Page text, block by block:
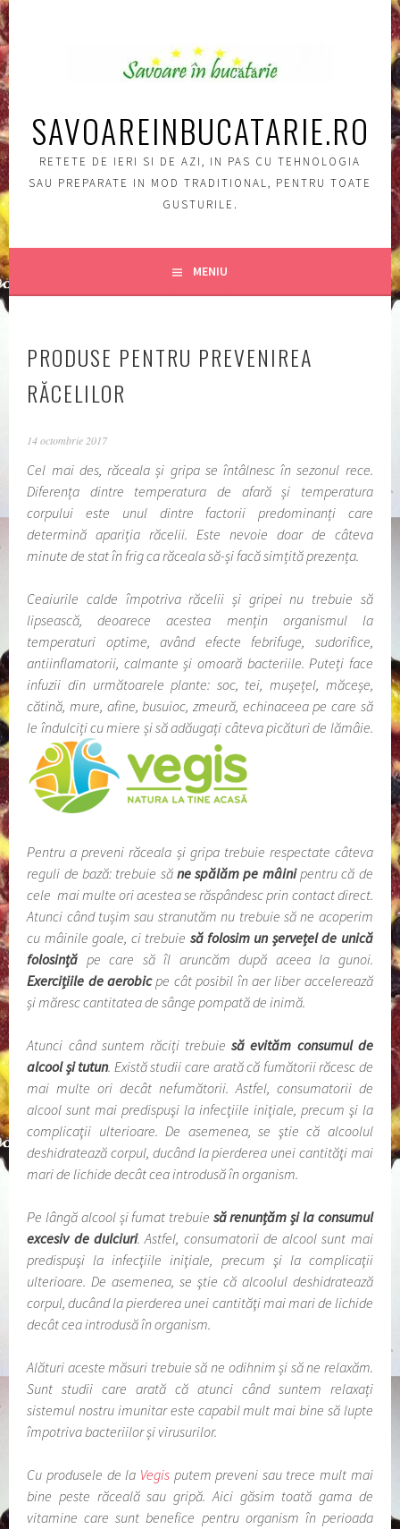
Sări
la
conţinut
SAVOAREINBUCATARIE.RO
RETETE DE IERI SI DE AZI, IN PAS CU TEHNOLOGIA
SAU PREPARATE IN MOD TRADITIONAL, PENTRU TOATE
GUSTURILE.
MENIU
PRODUSE PENTRU PREVENIREA
RĂCELILOR
14 octombrie 2017
Cel mai des, răceala și gripa se întâlnesc în sezonul rece.
Diferența dintre temperatura de afară și temperatura
corpului este unul dintre factorii predominanți care
determină apariția răcelii. Este nevoie doar de câteva
minute de stat în frig ca răceala să-și facă simțită prezența.
Ceaiurile calde împotriva răcelii și gripei nu trebuie să
lipsească, deoarece acestea mențin organismul la
temperaturi optime, având efecte febrifuge, sudorifice,
antiinflamatorii, calmante și omoară bacteriile. Puteți face
infuzii din următoarele plante: soc, tei, mușețel, măceșe,
cătină, mure, afine, busuioc, zmeură, echinaceea pe care să
le îndulciți cu miere și să adăugați câteva picături de lămâie.
Pentru a preveni răceala și gripa trebuie respectate câteva
reguli de bază: trebuie să ne spălăm pe mâinipentru că de
cele mai multe ori acestea se răspândesc prin contact direct.
Atunci când tușim sau stranutăm nu trebuie să ne acoperim
cu mâinile goale, ci trebuie să folosim un șervețel de unică
folosință pe care să îl aruncăm după aceea la gunoi.
Exercițiile de aerobicpe cât posibil în aer liber accelerează
și măresc cantitatea de sânge pompată de inimă.
Atunci când suntem răciți trebuiesă evităm consumul de
alcool și tutun. Există studii care arată că fumătorii răcesc de
mai multe ori decât nefumătorii. Astfel, consumatorii de
alcool sunt mai predispuşi la infecţiile iniţiale, precum şi la
complicaţii ulterioare. De asemenea, se ştie că alcoolul
deshidratează corpul, ducând la pierderea unei cantităţi mai
mari de lichide decât cea introdusă în organism.
Pe lângă alcool și fumat trebuie să renunțăm și la consumul
excesiv de dulciuri. Astfel, consumatorii de alcool sunt mai
predispuşi la infecţiile iniţiale, precum şi la complicaţii
ulterioare. De asemenea, se ştie că alcoolul deshidratează
corpul, ducând la pierderea unei cantităţi mai mari de lichide
decât cea introdusă în organism.
Alături aceste măsuri trebuie să ne odihnim și să ne relaxăm.
Sunt studii care arată că atunci când suntem relaxați
sistemul nostru imunitar este capabil mult mai bine să lupte
împotriva bacteriilor și virusurilor.
Cu produsele de la Vegisputem preveni sau trece mult mai
bine peste răceală sau gripă. Aici găsim toată gama de
vitamine care sunt benefice pentru organism în perioada